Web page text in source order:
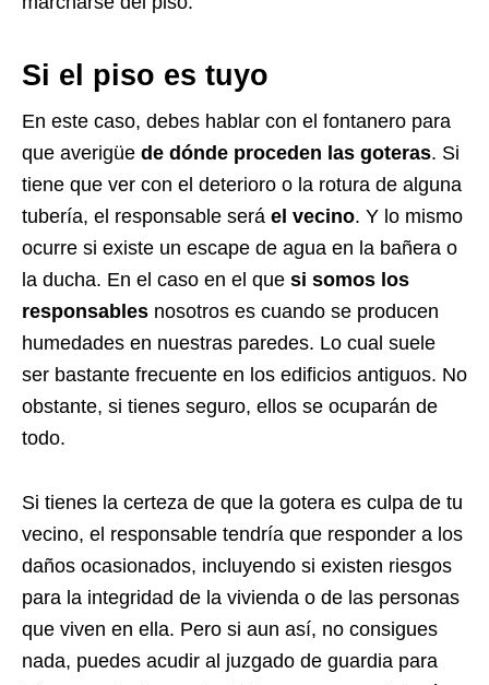
Si el piso es tuyo
En este caso, debes hablar con el fontanero para
que averigüe de dónde proceden las goteras. Si
tiene que ver con el deterioro o la rotura de alguna
tubería, el responsable será el vecino. Y lo mismo
ocurre si existe un escape de agua en la bañera o
la ducha. En el caso en el que si somos los
responsables nosotros es cuando se producen
humedades en nuestras paredes. Lo cual suele
ser bastante frecuente en los edificios antiguos. No
obstante, si tienes seguro, ellos se ocuparán de
todo.
Si tienes la certeza de que la gotera es culpa de tu
vecino, el responsable tendría que responder a los
daños ocasionados, incluyendo si existen riesgos
para la integridad de la vivienda o de las personas
que viven en ella. Pero si aun así, no consigues
nada, puedes acudir al juzgado de guardia para